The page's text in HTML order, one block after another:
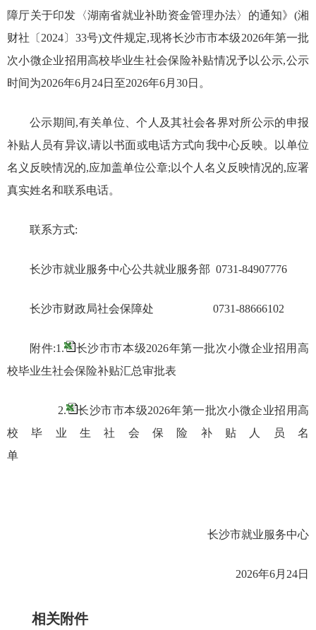
障厅关于印发〈湖南省就业补助资金管理办法〉的通知》(湘
财社〔2024〕33号)文件规定,现将长沙市市本级2026年第一批
次小微企业招用高校毕业生社会保险补贴情况予以公示,公示
时间为2026年6月24日至2026年6月30日。
公示期间,有关单位、个人及其社会各界对所公示的申报
补贴人员有异议,请以书面或电话方式向我中心反映。以单位
名义反映情况的,应加盖单位公章;以个人名义反映情况的,应署
真实姓名和联系电话。
联系方式:
长沙市就业服务中心公共就业服务部 0731-84907776
长沙市财政局社会保障处 0731-88666102
附件:1.
长沙市市本级2026年第一批次小微企业招用高
校毕业生社会保险补贴汇总审批表
2.
长沙市市本级2026年第一批次小微企业招用高
校毕业生社会保险补贴人员名
单
长沙市就业服务中心
2026年6月24日
相关附件